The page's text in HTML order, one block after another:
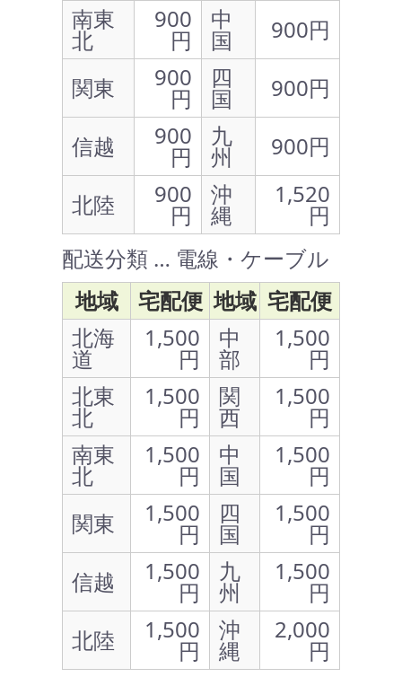
南東
北
900
円
中
国
900円
関東
900
円
四
国
900円
信越
900
円
九
州
900円
北陸
900
円
沖
縄
1,520
円
配送分類 … 電線・ケーブル
地域
宅配便 地域 宅配便
北海
道
1,500
円
中
部
1,500
円
北東
北
1,500
円
関
西
1,500
円
南東
北
1,500
円
中
国
1,500
円
関東
1,500
円
四
国
1,500
円
信越
1,500
円
九
州
1,500
円
北陸
1,500
円
沖
縄
2,000
円